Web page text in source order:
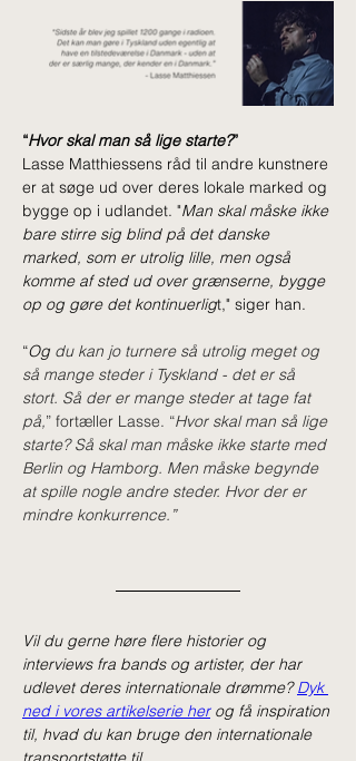
“Hvor skal man så lige starte?”
Lasse Matthiessens råd til andre kunstnere
er at søge ud over deres lokale marked og
bygge op i udlandet. "Man skal måske ikke
bare stirre sig blind på det danske
marked, som er utrolig lille, men også
komme af sted ud over grænserne, bygge
op og gøre det kontinuerligt," siger han.
“Og du kan jo turnere så utrolig meget og
så mange steder i Tyskland - det er så
stort. Så der er mange steder at tage fat
på,” fortæller Lasse. “Hvor skal man så lige
starte? Så skal man måske ikke starte med
Berlin og Hamborg. Men måske begynde
at spille nogle andre steder. Hvor der er
mindre konkurrence. ”
Vil du gerne høre flere historier og
interviews fra bands og artister, der har
udlevet deres internationale drømme? Dyk
ned i vores artikelserie her og få inspiration
til, hvad du kan bruge den internationale